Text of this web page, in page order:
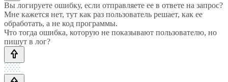
Вы логируете ошибку, если отправляете ее в ответе на запрос?
Мне кажется нет, тут как раз пользователь решает, как ее
обработать, а не код программы.
Что тогда ошибка, которую не показывают пользователю, но
пишут в лог?